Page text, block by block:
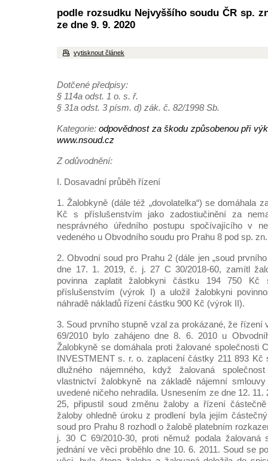
podle rozsudku Nejvyššího soudu ČR sp.
ze dne 9. 9. 2020
vytisknout článek
Dotčené předpisy:
§ 114a odst. 1 o. s. ř.
§ 31a odst. 3 písm. d) zák. č. 82/1998 Sb.
Kategorie:odpovědnost za škodu způsobenou při
www.nsoud.cz
Z odůvodnění:
I. Dosavadní průběh řízení
1. Žalobkyně (dále též „dovolatelka“) se domáhala
Kč s příslušenstvím jako zadostiučinění za
nesprávného úředního postupu spočívajícího v
vedeného u Obvodního soudu pro Prahu 8 pod sp.
2. Obvodní soud pro Prahu 2 (dále jen „soud
dne 17. 1. 2019, č. j. 27 C 30/2018-60, zamítl
povinna zaplatit žalobkyni částku 194 750 Kč
příslušenstvím (výrok I) a uložil žalobkyni
náhradě nákladů řízení částku 900 Kč (výrok II).
3. Soud prvního stupně vzal za prokázané, že řízení vedené pod sp. zn. 30 C 69/2010 bylo zahájeno dne 8. 6. 2010 u Obvodního soudu pro Prahu 8. Žalobkyně se domáhala proti žalované společnosti CORPORATE FINANCE INVESTMENT s. r. o. zaplacení částky 211 893 Kč s příslušenstvím z titulu dlužného nájemného, když žalovaná společnost užívala pozemek ve vlastnictví žalobkyně na základě nájemní smlouvy a za období v žalobě uvedené ničeho nehradila. Usnesením ze dne 12. 11. 2010, č. j. 30 C 69/2010-25, připustil soud změnu žaloby a řízení částečně zastavil, neboť oprava žaloby ohledně úroku z prodlení byla jejím částečným zpětvzetím. Obvodní soud pro Prahu 8 rozhodl o žalobě platebním rozkazem ze dne 14. 1. 2011, č. j. 30 C 69/2010-30, proti němuž podala žalovaná společnost odpor. První jednání ve věci proběhlo dne 10. 6. 2011. Soud se pokusil o smírné vyřešení věci, byla čtena žaloba a žalovaná doložila do spisu listinné důkazy. Soud přistoupil k dokazování a následně poučil žalobkyni podle § 118a odst. 3 o. s. ř., že je třeba označit důkazy a prokázat, že A. M. uzavřel separátně smlouvu se žalovanou společností v době před rozdělením pozemku, a to s ohledem na tvrzení, která od žalobkyně při jednání zazněla. Žalobkyně žádala o poskytnutí lhůty a jednání bylo odročeno na 5. 8. 2011. Na odročeném jednání konaném dne 5. 8. 2011 se soud vzhledem ke skutečnostem zjištěným z dosavadních důkazů dotazoval na exekuci vyplývající z katastru nemovitostí, která byla vedena na pana M. Konkrétně, zda exekuce byla vedena v době, kdy byla podepsána nájemní smlouva, zda tato exekuce stále probíhala. Žalobkyně nebyla s to při jednání na dotazy soudu reagovat, přičemž bylo zřejmé, že tato skutečnost by měla zásadní dopad na posouzení nároku. Soud proto podle § 118a odst. 1 a 3 o. s. ř. žalobkyni poučil, že je třeba doplnit v tomto směru skutková tvrzení a tato rovněž prokázat. Jednání bylo odročeno na 23. 9. 2011. Dne 23. 9. 2011 proběhlo ve věci další jednání, na kterém bylo pokračováno v dokazování - byly čteny výpisy z účtu žalobkyně, listiny týkající se exekuce spoluvlastníka pozemku a následně nařízeno místní šetření na dotčeném pozemku na tentýž den, tj. 23. 9. 2011, 13:40 hodin. Další jednání ve věci se konalo dne 21. 10. 2011. Soud četl k důkazu protokol o místním šetření a byly prohlíženy fotografie na místním šetření pořízené. K dokazování se rozsáhle vyjadřovaly obě strany. Řešila se otázka, zda byl pozemek pro žalobkyni volně přístupný. Za tímto účelem navrhla žalobkyně výslech svědka Ž. Jednání bylo v závěru za účelem pokračování dokazování výslechem svědka Ž. v jeho bytě odročeno na 9. 11. 2011, kdy soud vyslechl svědka V. Ž. v jeho bytě a jednání následně odročil za účelem zhodnocení výslechu a dalšího procesního postupu na neurčito. Dne 11. 1. 2012 proběhlo ve věci jednání, při kterém soud k důkazu prohlížel fotografie z CD disku, listiny a mapy, které doložila žalobkyně. Po doplnění dokazování soud poučil žalobkyni dle § 118a odst. 2 o. s. ř. o jiném právním názoru na věc s tím, že nárok by mohl být posouzen jako nárok z bezdůvodného obohacení. Následovalo poučení dle § 118a odst. 1 a 3 o. s. ř, kdy žalobkyně byla vyzvána, aby tvrdila, kdy bylo bezdůvodné obohacení splatné a k tomu označila důkazy. Poučení dle totožného ustanovení se dostalo rovněž žalované společnosti s tím, že má tvrdit a prokázat, zda vyklidila pozemek a vyklizený jej předala žalobkyni a dále, zda a kdy vydala klíče. Účastníci v návaznosti na poučení doplňovali skutková tvrzení. Dne 24. 1. 2012 ustanovil soud znalce z oboru ekonomika, odvětví ceny a odhady, specializace nemovitosti, za účelem vypracování znaleckého posudku ve lhůtě 40 dnů. Soud uložil znalci, aby stanovil obvyklé tržní nájemné u dotčených nemovitostí v období roku 2009 – 2010. Současně vyzval strany, aby sdělily, zda mají na znalce otázky, a pokud ano, aby je naformulovaly. Žalobkyně žádné otázky pro znalce neměla. V březnu 2012 soud znalce urgoval a žádal o sdělení, kdy lze očekávat vyhotovení znaleckého posudku. Podáním ze dne 26. 3. 2012, v reakci na dotaz soudu, znalec požádal o prodloužení lhůty k vyhotovení posudku do května 2012. Místní šetření znalce za účasti obou stran mělo proběhnout v druhé polovině dubna. Dne 31. 5. 2012 obdržel soud znalecký posudek ze dne 29. 5. 2012, včetně vyúčtování znalečného. Dne 27. 8. 2012 bylo k pokynu soudce nařízeno jednání na 19. 9. 2012 a znalecký posudek byl rozeslán stranám. K jednání byl volán i znalec, který se však, ač řádně předvolán, nedostavil. Soud proto jednání za účelem jeho výslechu odročil na 24. 10. 2012. Na jednání konaném dne 24. 10. 2012 soud k důkazu četl znalecký posudek a k jeho závěrům byl vyslechnut znalec Stanislav Rektor. Po skončení dokazování byla dána závěrečná poučení, předneseny závěrečné návrhy a po krátkém přerušení soud ve věci vyhlásil rozsudek, kterým žalobě vyhověl ohledně částky 237 000 Kč s úrokem z prodlení. Ve zbytku soud žalobu zamítl a rozhodl o náhradě nákladů řízení mezi účastníky. Písemné vyhotovení rozsudku č. j. 30 C 69/2010-175 bylo k pokynu soudce ze dne 22. 1. 2013 doručeno stranám. Téhož dne rozhodl soud o znalečném. Do vyhovujícího výroku a do nákladového výroku rozsudku podala žalovaná odvolání. Zamítavý výrok napadla blanketním odvoláním žalobkyně. K pokynu ze dne 28. 3. 2013 byly strany vyzvány k zaplacení soudního poplatku za odvolání. Žalobkyně zaplatila soudní poplatek dne 9. 4. 2013. Usnesením ze dne 16. 7. 2013, č. j. 30 C 69/2010-198, bylo odvolací řízení o odvolání žalované zastaveno pro nezaplacení soudního poplatku. Dne 26. 7. 2013 bylo vyplaceno znalečné a téhož dne zaplatila žalovaná společnost soudní poplatek za odvolání. Usnesením ze dne 29. 8. 2013, č. j. 30 C 69/2010-203, bylo usnesení o zastavení odvolacího řízení zrušeno. K pokynu soudce ze dne 14. 10. 2013 byla odvolání přeposlána protistranám. Dne 11. 3. 2014 byl spis předložen Městskému soudu v Praze k rozhodnutí o odvolání účastníků. Dne 13. 3. 2014 bylo odvolací jednání nařízeno na 24. 4. 2014 a následně odročeno na 13. 5. 2014, na němž byl vyhlášen rozsudek, kterým byl rozsudek soudu prvního stupně v zamítavém výroku potvrzen a ve vyhovujícím výroku a ve výrocích o nákladech řízení zrušen a v tomto rozsahu byla věc vrácena soudu prvního stupně k dalšímu řízení. Dne 12. 6. 2014 byla prodloužena lhůta k písemnému vyhotovení rozhodnutí do 30. 6. 2014. Dne 1. 7. 2014 byl spis vrácen soudu prvního stupně, a to včetně rozsudku Městského soudu v Praze, č. j. 58 Co 135/2014-214. Dle jeho odůvodnění soud prvního stupně pochybil, když výši bezdůvodného obohacení vágně opřel pouze o závěr znaleckého posudku a neuvedl, jak k přiznané částce a za jaké období dospěl. Odvolací soud nepřisvědčil ani závěru soudu prvního stupně, že námitka společnosti o výši poskytnutého plnění žalobkyni za